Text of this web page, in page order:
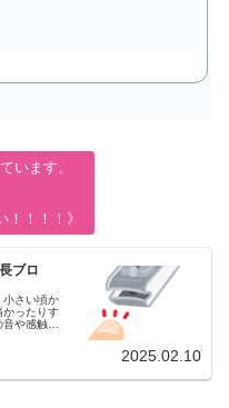
います。
！！！！》
ブロ
小さい頃か
かったりす
や感触が
2025.02.10